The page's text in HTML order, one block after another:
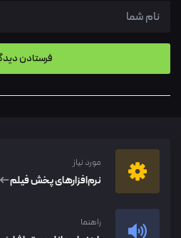
مورد نیاز
نرم‌افزار‌های پخش فیلم
راهنما